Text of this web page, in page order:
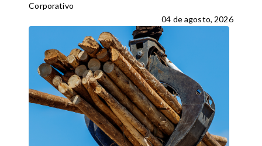
Corporativo
04 de agosto, 2026